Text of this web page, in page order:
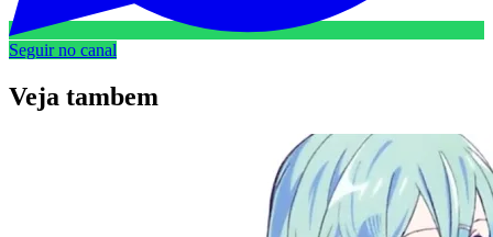
Seguir no canal
Veja tambem